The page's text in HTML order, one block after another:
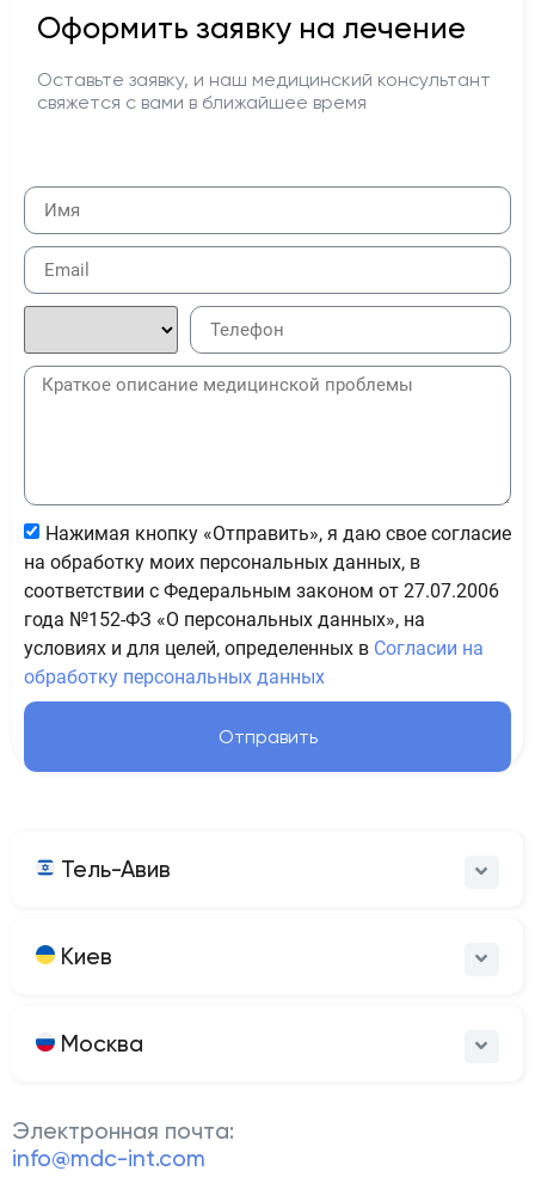
Оформить заявку на лечение
Оставьте заявку, и наш медицинский консультант
свяжется с вами в ближайшее время
Нажимая кнопку «Отправить», я даю свое согласие
на обработку моих персональных данных, в
соответствии с Федеральным законом от 27.07.2006
года №152-ФЗ «О персональных данных», на
условиях и для целей, определенных в Согласии на
обработку персональных данных
Отправить
Тель-Авив
Киев
Москва
Электронная почта:
info@mdc-int.com